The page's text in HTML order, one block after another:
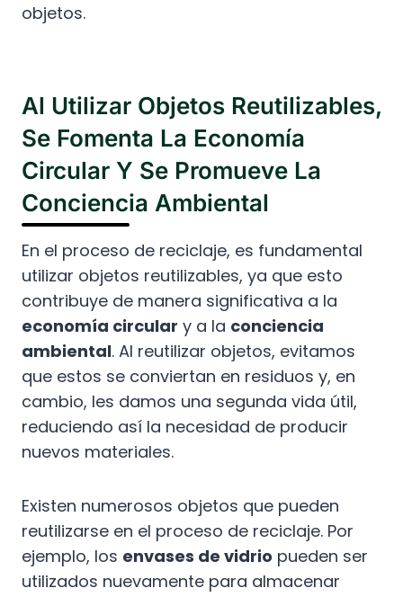
objetos.
Al Utilizar Objetos Reutilizables,
Se Fomenta La Economía
Circular Y Se Promueve La
Conciencia Ambiental
En el proceso de reciclaje, es fundamental
utilizar objetos reutilizables, ya que esto
contribuye de manera significativa a la
economía circular y a la conciencia
ambiental. Al reutilizar objetos, evitamos
que estos se conviertan en residuos y, en
cambio, les damos una segunda vida útil,
reduciendo así la necesidad de producir
nuevos materiales.
Existen numerosos objetos que pueden
reutilizarse en el proceso de reciclaje. Por
ejemplo, los envases de vidrio pueden ser
utilizados nuevamente para almacenar